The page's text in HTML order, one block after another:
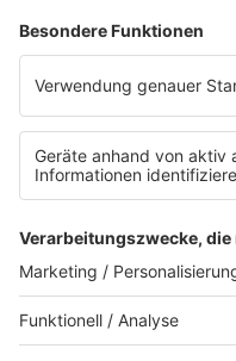
Kontakt
Impressum
Privacy Settings
WETTER
SAARLAND